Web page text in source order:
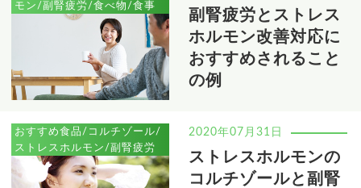
モン/副腎疲労/食べ物/食事
副腎疲労とストレス
ホルモン改善対応に
おすすめされること
の例
おすすめ食品/コルチゾール/
ストレスホルモン/副腎疲労
2020年07月31日
ストレスホルモンの
コルチゾールと副腎